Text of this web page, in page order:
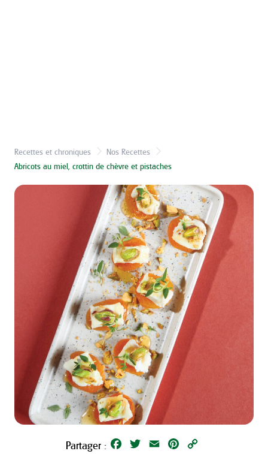
Recettes et chroniques
Nos Recettes
Abricots au miel, crottin de chèvre et pistaches
Partager : Facebook
Twitter Email Pinterest